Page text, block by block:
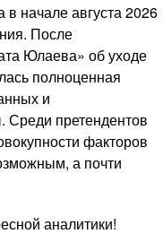
в начале августа 2026
После
Юлаева» об уходе
полноценная
и
Среди претендентов
факторов
а почти
аналитики!